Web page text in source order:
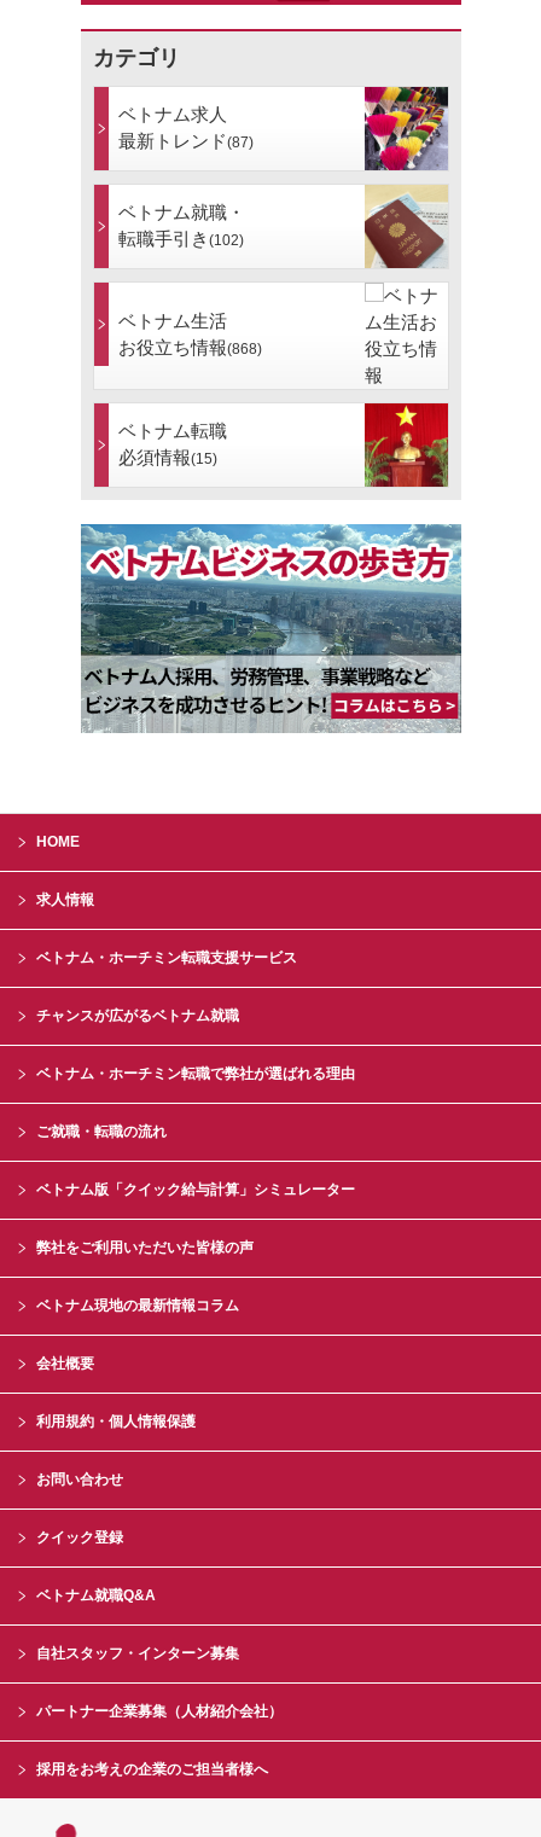
カテゴリ
ベトナム求人
最新トレンド(87)
ベトナム就職・
転職手引き (102)
ベトナム生活
お役立ち情報(868)
ベトナム転職
必須情報(15)
HOME
求人情報
ベトナム・ホーチミン転職支援サービス
チャンスが広がるベトナム就職
ベトナム・ホーチミン転職で弊社が選ばれる理由
ご就職・転職の流れ
ベトナム版「クイック給与計算」シミュレーター
弊社をご利用いただいた皆様の声
ベトナム現地の最新情報コラム
会社概要
利用規約・個人情報保護
お問い合わせ
クイック登録
ベトナム就職Q&A
自社スタッフ・インターン募集
パートナー企業募集（人材紹介会社）
採用をお考えの企業のご担当者様へ